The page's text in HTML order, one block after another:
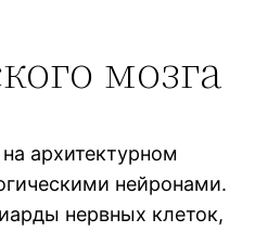
мозга
архитектурном
нейронами.
нервных клеток,